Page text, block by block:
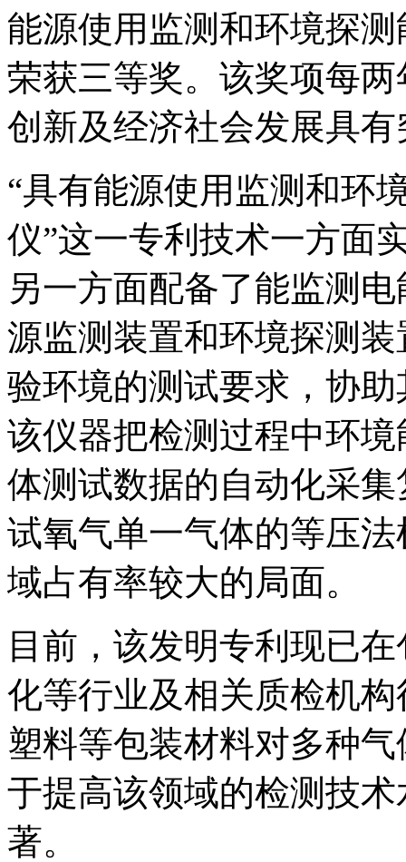
能源使用监测和环境探
荣获三等奖。该奖项每
创新及经济社会发展具
“具有能源使用监测和环
仪”这一专利技术一方面
另一方面配备了能监测
源监测装置和环境探测
验环境的测试要求，协
该仪器把检测过程中环
体测试数据的自动化采
试氧气单一气体的等压
域占有率较大的局面。
目前，该发明专利现已
化等行业及相关质检机
塑料等包装材料对多种
于提高该领域的检测技
著。